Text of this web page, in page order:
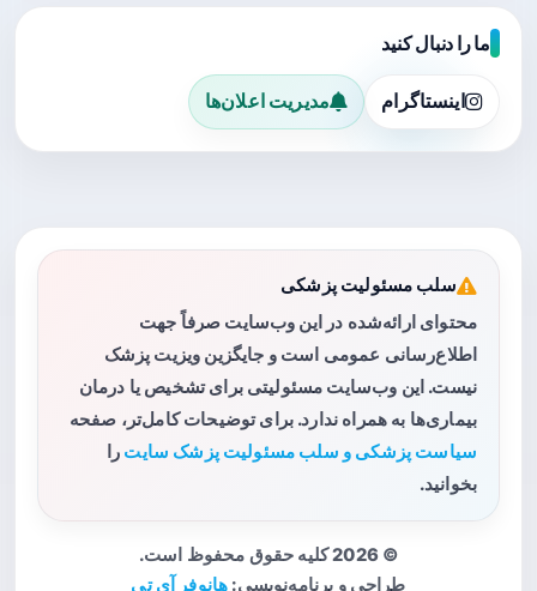
ما را دنبال کنید
اینستاگرام مدیریت اعلان‌ها
سلب مسئولیت پزشکی
محتوای ارائه‌شده در این وب‌سایت صرفاً جهت
اطلاع‌رسانی عمومی است و جایگزین ویزیت پزشک
نیست. این وب‌سایت مسئولیتی برای تشخیص یا درمان
بیماری‌ها به همراه ندارد. برای توضیحات کامل‌تر، صفحه
سیاست پزشکی و سلب مسئولیت پزشک سایت را
بخوانید.
© 2026 کلیه حقوق محفوظ است.
طراحی و برنامه‌نویسی: هانوفر آی تی